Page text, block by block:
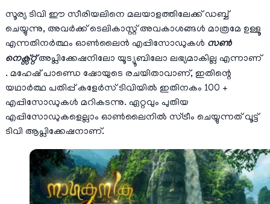
സൂര്യ ടിവി ഈ സീരിയലിനെ മലയാളത്തിലേക്ക് ഡബ്ബ്
ചെയ്യുന്നു, അവർക്ക് ടെലികാസ്റ്റ് അവകാശങ്ങൾ മാത്രമേ ഉള്ളൂ
എന്നതിനർത്ഥം ഓൺലൈൻ എപ്പിസോഡുകൾ സൺ
നെക്സ്റ്റ് അപ്ലിക്കേഷനിലോ യൂട്യൂബിലോ ലഭ്യമാകില്ല എന്നാണ്
. മഹേഷ് പാണ്ഡെ ഷോയുടെ രചയിതാവാണ്, ഇതിന്റെ
യഥാർത്ഥ പതിപ്പ് കളേര്‍സ് ടിവിയിൽ ഇതിനകം 100 ​​+
എപ്പിസോഡുകൾ മറികടന്നു. ഏറ്റവും പുതിയ
എപ്പിസോഡുകളെല്ലാം ഓൺ‌ലൈനിൽ സ്ട്രീം ചെയ്യുന്നത് വൂട്ട്
ടിവി ആപ്ലിക്കേഷനാണ്.